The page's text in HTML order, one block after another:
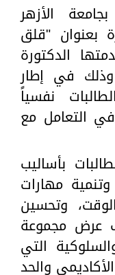
الأزهر
بعنوان "قلق
الدكتورة
في إطار
نفسياً
في التعامل مع
بأساليب
مهارات
وتحسين
عرض مجموعة
التي
والحد